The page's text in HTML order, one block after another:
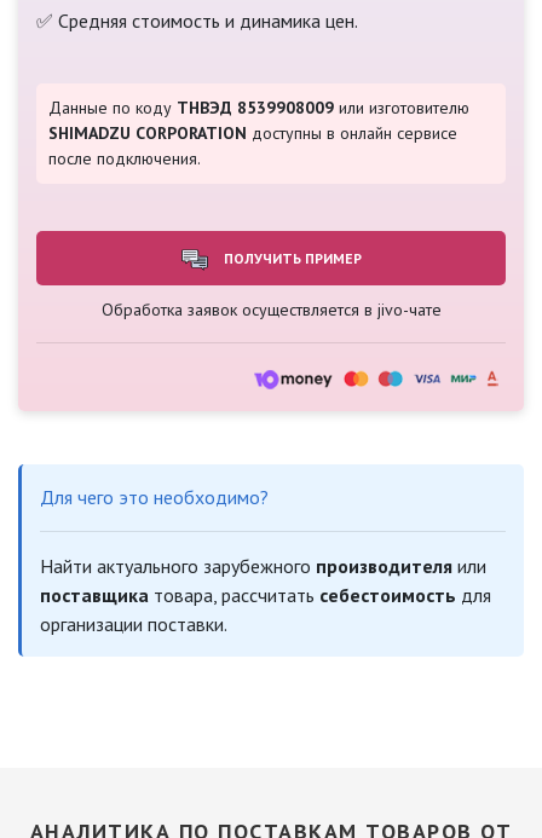
✅ Средняя стоимость и динамика цен.
Данные по коду ТНВЭД 8539908009 или изготовителю
SHIMADZU CORPORATION доступны в онлайн сервисе
после подключения.
ПОЛУЧИТЬ ПРИМЕР
Обработка заявок осуществляется в jivo-чате
Для чего это необходимо?
Найти актуального зарубежного производителя или
поставщика товара, рассчитать себестоимость для
организации поставки.
АНАЛИТИКА ПО ПОСТАВКАМ ТОВАРОВ ОТ